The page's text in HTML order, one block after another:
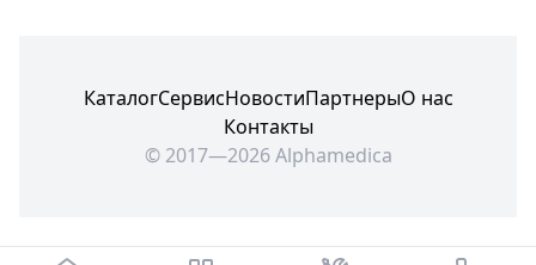
КаталогСервисНовостиПартнерыО нас
Контакты
© 2017—2026 Alphamedica